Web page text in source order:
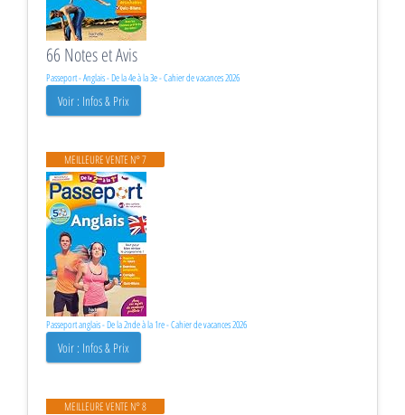
66 Notes et Avis
Passeport - Anglais - De la 4e à la 3e - Cahier de vacances 2026
Voir : Infos & Prix
MEILLEURE VENTE N° 7
Passeport anglais - De la 2nde à la 1re - Cahier de vacances 2026
Voir : Infos & Prix
MEILLEURE VENTE N° 8